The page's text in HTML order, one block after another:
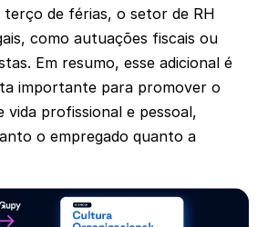
terço de férias, o setor de RH
como autuações fiscais ou
Em resumo, esse adicional é
importante para promover o
vida profissional e pessoal,
o empregado quanto a